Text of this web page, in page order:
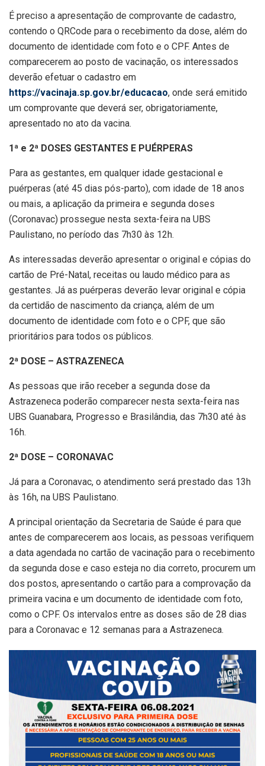
É preciso a apresentação de comprovante de cadastro,
contendo o QRCode para o recebimento da dose, além do
documento de identidade com foto e o CPF. Antes de
comparecerem ao posto de vacinação, os interessados
deverão efetuar o cadastro em
https://vacinaja.sp.gov.br/educacao, onde será emitido
um comprovante que deverá ser, obrigatoriamente,
apresentado no ato da vacina.
1ª e 2ª DOSES GESTANTES E PUÉRPERAS
Para as gestantes, em qualquer idade gestacional e
puérperas (até 45 dias pós-parto), com idade de 18 anos
ou mais, a aplicação da primeira e segunda doses
(Coronavac) prossegue nesta sexta-feira na UBS
Paulistano, no período das 7h30 às 12h.
As interessadas deverão apresentar o original e cópias do
cartão de Pré-Natal, receitas ou laudo médico para as
gestantes. Já as puérperas deverão levar original e cópia
da certidão de nascimento da criança, além de um
documento de identidade com foto e o CPF, que são
prioritários para todos os públicos.
2ª DOSE – ASTRAZENECA
As pessoas que irão receber a segunda dose da
Astrazeneca poderão comparecer nesta sexta-feira nas
UBS Guanabara, Progresso e Brasilândia, das 7h30 até às
16h.
2ª DOSE – CORONAVAC
Já para a Coronavac, o atendimento será prestado das 13h
às 16h, na UBS Paulistano.
A principal orientação da Secretaria de Saúde é para que
antes de comparecerem aos locais, as pessoas verifiquem
a data agendada no cartão de vacinação para o recebimento
da segunda dose e caso esteja no dia correto, procurem um
dos postos, apresentando o cartão para a comprovação da
primeira vacina e um documento de identidade com foto,
como o CPF. Os intervalos entre as doses são de 28 dias
para a Coronavac e 12 semanas para a Astrazeneca.